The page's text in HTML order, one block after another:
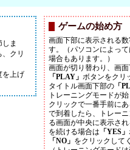
ま
クリ
を上げ
ゲームの始め方
画面下部に表示される
す。（パソコンによっ
場合もあります。）
画面が切り替わり、画
「PLAY」 ボタンをクリ
タイトル画面下部の 「
トレーニングモードが
クリックで一番手前に
で到着したら、トレー
る画面が中央に表示さ
を続ける場合は 「YES」
「NO」 をクリックして